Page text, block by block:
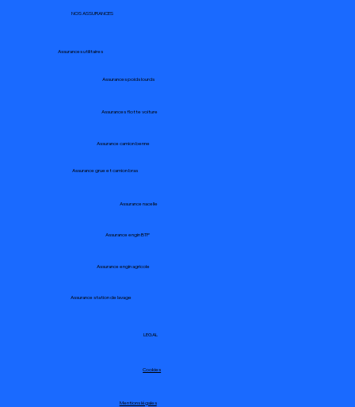
NOS ASSURANCES
Assurances utilitaires
Assurances poids lourds
Assurances flotte voiture
Assurance camion benne
Assurance grue et camion bras
Assurance nacelle
Assurance engin BTP
Assurance engin agricole
Assurance station de lavage
LEGAL
Mentions légales
Cookies